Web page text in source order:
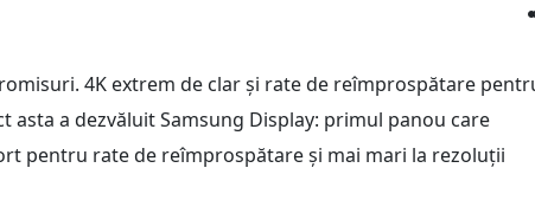
4K extrem de clar și rate de reîmprospătare
asta a dezvăluit Samsung Display: primul panou care
pentru rate de reîmprospătare și mai mari la rezoluții